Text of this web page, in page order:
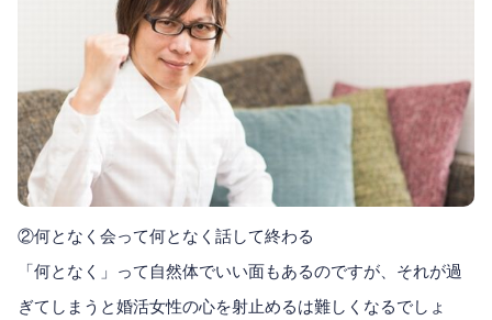
②何となく会って何となく話して終わる
「何となく」って自然体でいい面もあるのですが、それが過
ぎてしまうと婚活女性の心を射止めるは難しくなるでしょ